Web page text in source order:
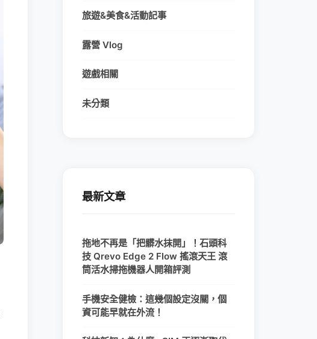
旅遊&美食&活動記事
露營 Vlog
遊戲相關
未分類
最新文章
拖地不再是「把髒水抹開」！石頭科
技 Qrevo Edge 2 Flow 搖滾天王 滾
筒活水掃拖機器人開箱評測
手機安全健檢：這幾個設定沒關，個
資可能早就在外流！